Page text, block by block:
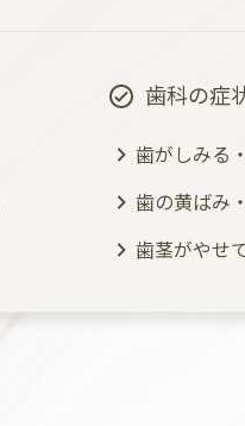
歯科の症
歯がしみる
歯の黄ばみ
歯茎がやせ